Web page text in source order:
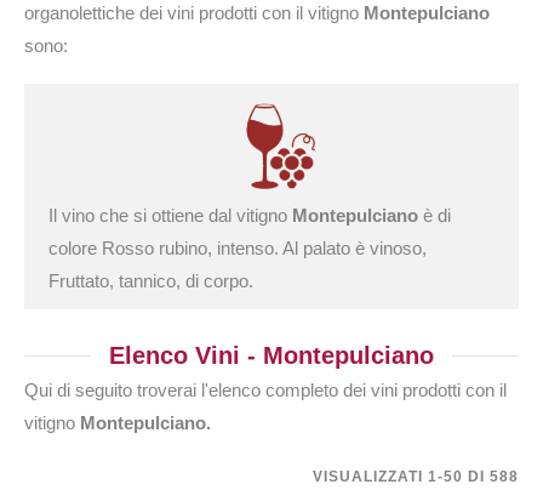
organolettiche dei vini prodotti con il vitigno Montepulciano
sono:
Il vino che si ottiene dal vitigno Montepulciano è di
colore Rosso rubino, intenso. Al palato è vinoso,
Fruttato, tannico, di corpo.
Elenco Vini - Montepulciano
Qui di seguito troverai l'elenco completo dei vini prodotti con il
vitigno Montepulciano.
VISUALIZZATI 1-50 DI 588